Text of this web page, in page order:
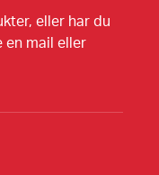
eller har du
en mail eller